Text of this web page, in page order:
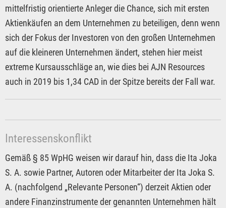
mittelfristig orientierte Anleger die Chance, sich mit ersten
Aktienkäufen an dem Unternehmen zu beteiligen, denn wenn
sich der Fokus der Investoren von den großen Unternehmen
auf die kleineren Unternehmen ändert, stehen hier meist
extreme Kursausschläge an, wie dies bei AJN Resources
auch in 2019 bis 1,34 CAD in der Spitze bereits der Fall war.
Interessenskonflikt
Gemäß § 85 WpHG weisen wir darauf hin, dass die Ita Joka
S. A. sowie Partner, Autoren oder Mitarbeiter der Ita Joka S.
A. (nachfolgend „Relevante Personen“) derzeit Aktien oder
andere Finanzinstrumente der genannten Unternehmen hält